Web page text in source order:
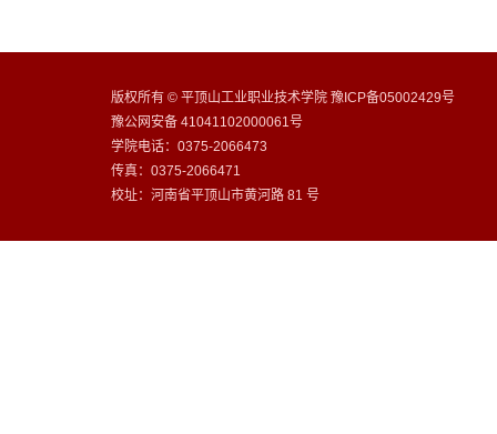
版权所有 © 平顶山工业职业技术学院 豫ICP备05002429号
豫公网安备 41041102000061号
学院电话：0375-2066473
传真：0375-2066471
校址：河南省平顶山市黄河路 81 号